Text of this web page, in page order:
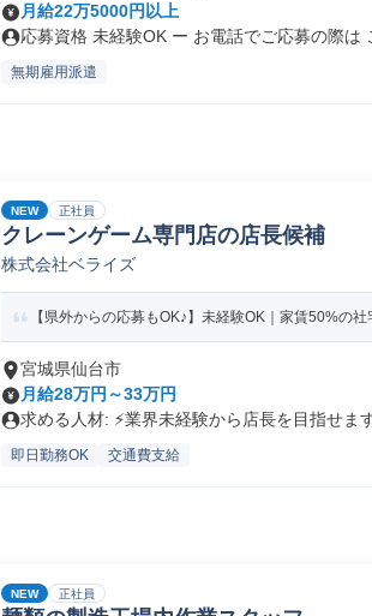
月給22万5000円以上
応募資格 未経験OK ー お電話でご応募の際は
無期雇用派遣
NEW 正社員
クレーンゲーム専門店の店長候補
株式会社ベライズ
【県外からの応募もOK♪】未経験OK｜家賃50%の
宮城県仙台市
月給28万円～33万円
求める人材: ⚡️業界未経験から店長を目指せます
即日勤務OK 交通費支給
NEW 正社員